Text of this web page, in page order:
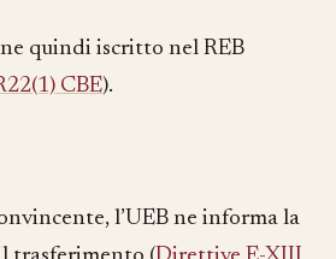
quindi iscritto nel REB
CBE).
l’UEB ne informa la